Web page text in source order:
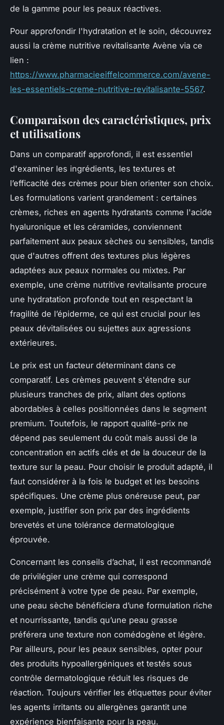
de la gamme pour les peaux réactives.
Pour approfondir l'hydratation et le soin, découvrez
aussi la crème nutritive revitalisante Avène via ce
lien :
https://www.pharmacieeiffelcommerce.com/avene-
les-essentiels-creme-nutritive-revitalisante-5567.
Comparaison des caractéristiques, prix
et utilisations
Dans un comparatif approfondi, il est essentiel
d'examiner les ingrédients, les textures et
l’efficacité des crèmes pour bien orienter son choix.
Les formulations varient grandement : certaines
crèmes, riches en agents hydratants comme l'acide
hyaluronique et les céramides, conviennent
parfaitement aux peaux sèches ou sensibles, tandis
que d'autres offrent des textures plus légères
adaptées aux peaux normales ou mixtes. Par
exemple, une crème nutritive revitalisante procure
une hydratation profonde tout en respectant la
fragilité de l’épiderme, ce qui est crucial pour les
peaux dévitalisées ou sujettes aux agressions
extérieures.
Le prix est un facteur déterminant dans ce
comparatif. Les crèmes peuvent s'étendre sur
plusieurs tranches de prix, allant des options
abordables à celles positionnées dans le segment
premium. Toutefois, le rapport qualité-prix ne
dépend pas seulement du coût mais aussi de la
concentration en actifs clés et de la douceur de la
texture sur la peau. Pour choisir le produit adapté, il
faut considérer à la fois le budget et les besoins
spécifiques. Une crème plus onéreuse peut, par
exemple, justifier son prix par des ingrédients
brevetés et une tolérance dermatologique
éprouvée.
Concernant les conseils d’achat, il est recommandé
de privilégier une crème qui correspond
précisément à votre type de peau. Par exemple,
une peau sèche bénéficiera d’une formulation riche
et nourrissante, tandis qu’une peau grasse
préférera une texture non comédogène et légère.
Par ailleurs, pour les peaux sensibles, opter pour
des produits hypoallergéniques et testés sous
contrôle dermatologique réduit les risques de
réaction. Toujours vérifier les étiquettes pour éviter
les agents irritants ou allergènes garantit une
expérience bienfaisante pour la peau.